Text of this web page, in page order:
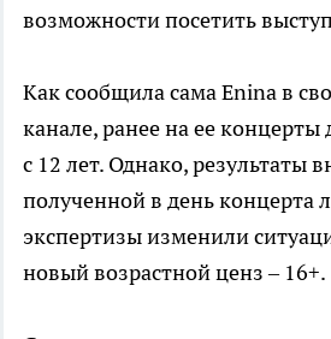
возможности посетить
Как сообщила сама Enina в
канале, ранее на ее концерты
с 12 лет. Однако, результаты
полученной в день концерта
экспертизы изменили
новый возрастной ценз – 16+.